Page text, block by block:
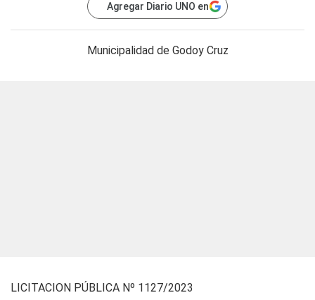
Agregar Diario UNO en
Municipalidad de Godoy Cruz
LICITACION PÚBLICA Nº 1127/2023